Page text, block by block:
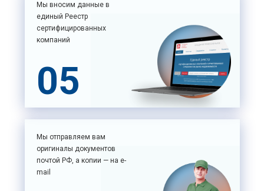
Мы вносим данные в
единый Реестр
сертифицированных
компаний
05
Мы отправляем вам
оригиналы документов
почтой РФ, а копии — на e-
mail